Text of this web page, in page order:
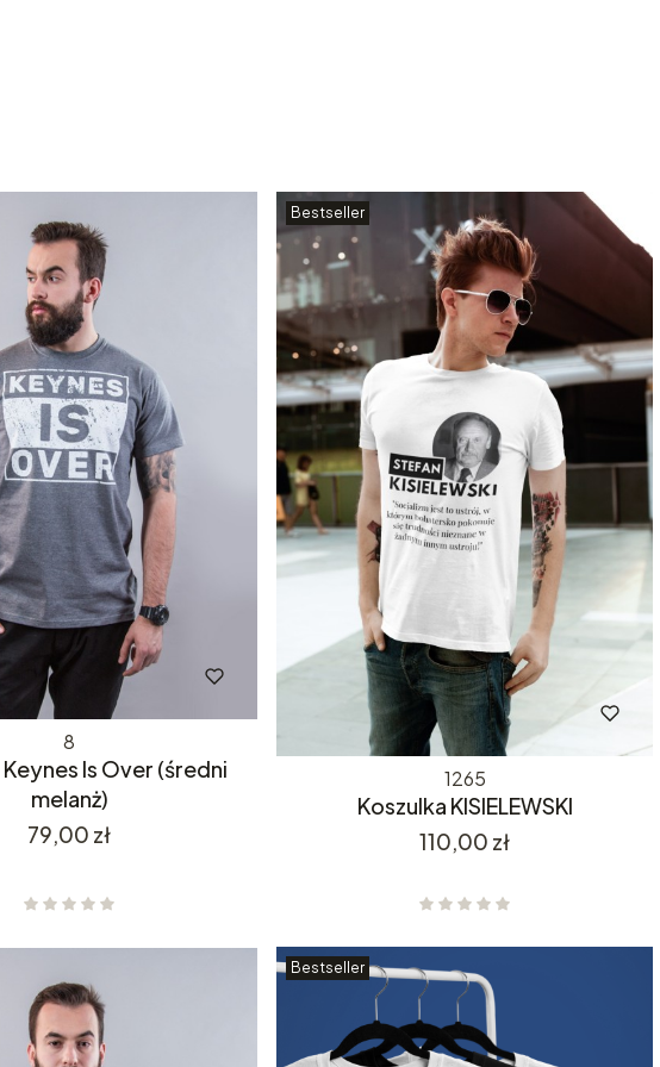
8
Is Over (średni
melanż)
Cena
79,00 zł
Bestseller
1265
Koszulka KISIELEWSKI
Cena
110,00 zł
Bestseller